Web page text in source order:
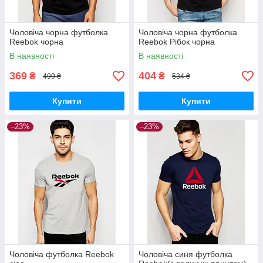
Чоловіча чорна футболка
Reebok чорна
В наявності
369 ₴ 499 ₴
Купити
Чоловіча чорна футболка
Reebok Рібок чорна
В наявності
404 ₴ 534 ₴
Купити
–23%
Чоловіча футболка Reebok
–23%
Чоловіча синя футболка